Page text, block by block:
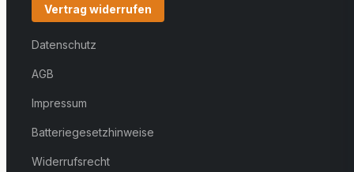
Vertrag widerrufen
Datenschutz
AGB
Impressum
Batteriegesetzhinweise
Widerrufsrecht